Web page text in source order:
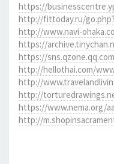
https://
http://fittoday.ru/
http://www.navi-
https://
https://
http://hellothai.com/
http://
http://
https://www.nema.org/
http://